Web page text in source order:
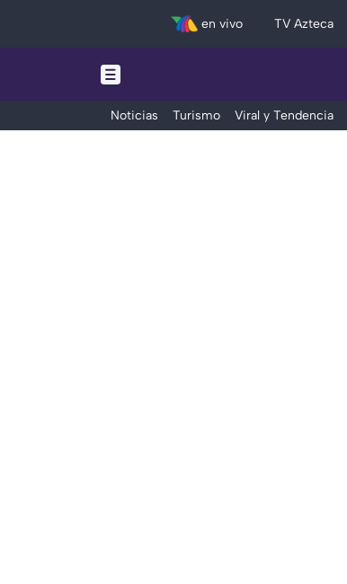
en vivo TV Azteca
Noticias Turismo Viral y Tendencia